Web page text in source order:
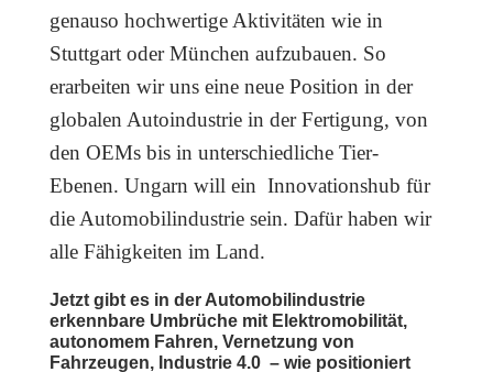
genauso hochwertige Aktivitäten wie in
Stuttgart oder München aufzubauen. So
erarbeiten wir uns eine neue Position in der
globalen Autoindustrie in der Fertigung, von
den OEMs bis in unterschiedliche Tier-
Ebenen. Ungarn will ein Innovationshub für
die Automobilindustrie sein. Dafür haben wir
alle Fähigkeiten im Land.
Jetzt gibt es in der Automobilindustrie
erkennbare Umbrüche mit Elektromobilität,
autonomem Fahren, Vernetzung von
Fahrzeugen, Industrie 4.0 – wie positioniert